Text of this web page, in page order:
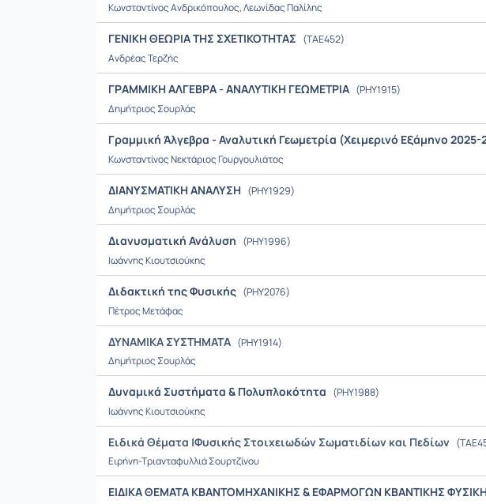
Κωνσταντίνος Ανδρικόπουλος, Λεωνίδας Παλίλης
ΓΕΝΙΚΗ ΘΕΩΡΙΑ ΤΗΣ ΣΧΕΤΙΚΟΤΗΤΑΣ (ΤΑΕ452)
Ανδρέας Τερζής
ΓΡΑΜΜΙΚΗ ΑΛΓΕΒΡΑ - ΑΝΑΛΥΤΙΚΗ ΓΕΩΜΕΤΡΙΑ (PHY1915)
Δημήτριος Σουρλάς
Γραμμική Άλγεβρα - Αναλυτική Γεωμετρία (Χειμερινό Εξάμηνο 2025-
Κωνσταντίνος Νεκτάριος Γουργουλιάτος
ΔΙΑΝΥΣΜΑΤΙΚΗ ΑΝΑΛΥΣΗ (PHY1929)
Δημήτριος Σουρλάς
Διανυσματική Ανάλυση (PHY1996)
Ιωάννης Κιουτσιούκης
Διδακτική της Φυσικής (PHY2076)
Πέτρος Μετάφας
ΔΥΝΑΜΙΚΑ ΣΥΣΤΗΜΑΤΑ (PHY1914)
Δημήτριος Σουρλάς
Δυναμικά Συστήματα & Πολυπλοκότητα (PHY1988)
Ιωάννης Κιουτσιούκης
Ειδικά Θέματα |Φυσικής Στοιχειωδών Σωματιδίων και Πεδίων
Ειρήνη-Τριανταφυλλιά Σουρτζίνου
ΕΙΔΙΚΑ ΘΕΜΑΤΑ ΚΒΑΝΤΟΜΗΧΑΝΙΚΗΣ & ΕΦΑΡΜΟΓΩΝ ΚΒΑΝΤΙΚΗΣ